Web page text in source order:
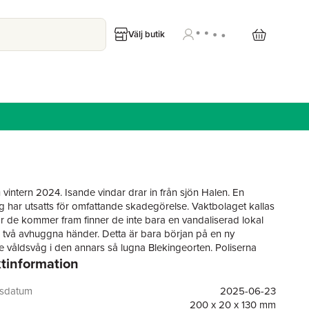
Välj butik
2024. Isande vindar drar in från sjön Halen. En
har utsatts för omfattande skadegörelse. Vaktbolaget kallas
de kommer fram finner de inte bara en vandaliserad lokal
två avhuggna händer. Detta är bara början på en ny
våldsvåg i den annars så lugna Blekingeorten. Poliserna
och Nikola Jovic blir tilldelade fallet. Utredningen leder
denna gudsförgätna plats? "Månasken" är den tredje
delen i Emma Olofssons serie Olofströmsmorden, en
2025-06-23
200 x 20 x 130 mm